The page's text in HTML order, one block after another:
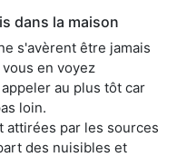
dans la maison
s'avèrent être jamais
en voyez
au plus tôt car
loin.
attirées par les sources
des nuisibles et